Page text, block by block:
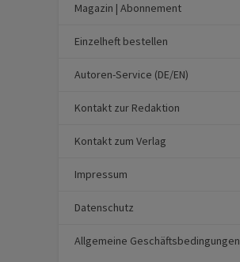
Magazin | Abonnement
Einzelheft bestellen
Autoren-Service (DE/EN)
Kontakt zur Redaktion
Kontakt zum Verlag
Impressum
Datenschutz
Allgemeine Geschäftsbedingungen